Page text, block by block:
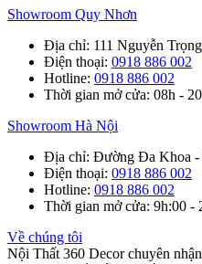
Showroom Quy Nhơn
Địa chỉ: 111 Nguyễn
Điện thoại: 0918 886 002
Hotline: 0918 886 002
Thời gian mở cửa: 08h -
Showroom Hà Nội
Địa chỉ: Đường Đa Khoa -
Điện thoại: 0918 886 002
Hotline: 0918 886 002
Thời gian mở cửa: 9h:00 -
Về chúng tôi
Nội Thất 360 Decor chuyên